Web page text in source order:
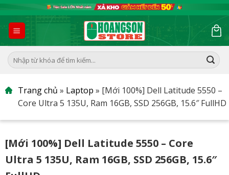
to
content
Tìm
kiếm:
Trang chủ » Laptop » [Mới 100%] Dell Latitude 5550 –
Core Ultra 5 135U, Ram 16GB, SSD 256GB, 15.6″ FullHD
[Mới 100%] Dell Latitude 5550 – Core
Ultra 5 135U, Ram 16GB, SSD 256GB, 15.6″